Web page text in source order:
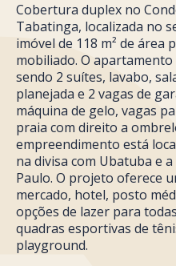
Cobertura duplex no
Tabatinga, localizada no
imóvel de 118 m² de área
mobiliado. O
sendo 2 suítes, lavabo,
planejada e 2 vagas de
máquina de gelo, vagas
praia com direito a
empreendimento está
na divisa com Ubatuba e
Paulo. O projeto oferece
mercado, hotel, posto
opções de lazer para
quadras esportivas de
playground.